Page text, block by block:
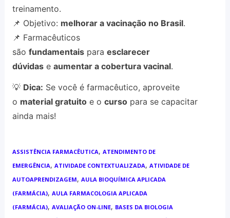
treinamento.
📌 Objetivo: melhorar a vacinação no Brasil.
📌 Farmacêuticos
são fundamentaispara esclarecer
dúvidase aumentar a cobertura vacinal.
💡 Dica: Se você é farmacêutico, aproveite
o material gratuitoe o cursopara se capacitar
ainda mais!
ASSISTÊNCIA FARMACÊUTICA, ATENDIMENTO DE
EMERGÊNCIA, ATIVIDADE CONTEXTUALIZADA, ATIVIDADE DE
AUTOAPRENDIZAGEM, AULA BIOQUÍMICA APLICADA
(FARMÁCIA), AULA FARMACOLOGIA APLICADA
(FARMÁCIA), AVALIAÇÃO ON-LINE, BASES DA BIOLOGIA